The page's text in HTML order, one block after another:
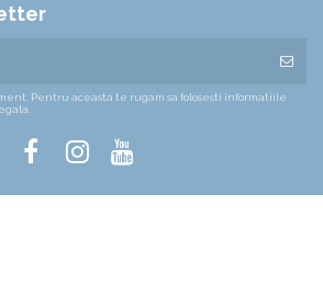
Pentru aceasta te rugam sa folosesti informatiile